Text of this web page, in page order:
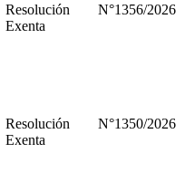
Resolución
Exenta
N°1356/2026
Resolución
Exenta
N°1350/2026